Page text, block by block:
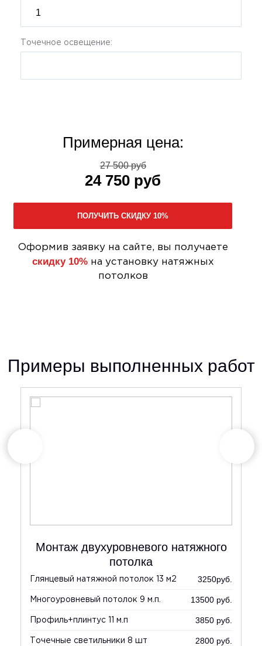
Точечное освещение:
Примерная цена:
27 500 руб
24 750 руб
Оформив заявку на сайте, вы получаете
скидку 10%на установку натяжных
потолков
Примеры выполненных работ
Монтаж двухуровневого натяжного
потолка
Глянцевый натяжной потолок 13 м2 3250руб.
Многоуровневый потолок 9 м.п. 13500 руб.
Профиль+плинтус 11 м.п 3850 руб.
Точечные светильники 8 шт 2800 руб.